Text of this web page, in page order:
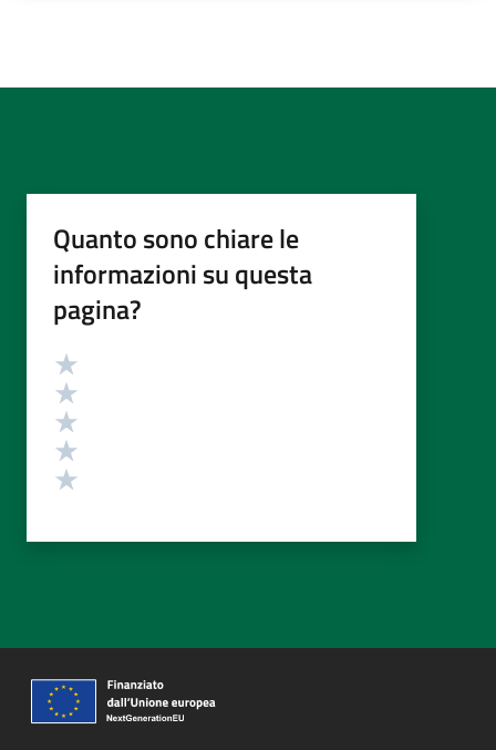
Quanto sono chiare le
informazioni su questa
pagina?
Valutazione